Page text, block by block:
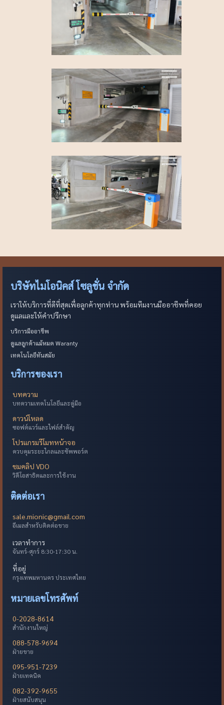
บริษัทไมโอนิคส์ โซลูชั่น จำกัด
เราให้บริการที่ดีที่สุดเพื่อลูกค้าทุกท่าน พร้อมทีมงานมืออาชีพที่คอย
ดูแลและให้คำปรึกษา
บริการมืออาชีพ
ดูแลลูกค้าแม้หมด Waranty
เทคโนโลยีทันสมัย
บริการของเรา
บทความ
บทความเทคโนโลยีและคู่มือ
ดาวน์โหลด
ซอฟต์แวร์และไฟล์สำคัญ
โปรแกรมรีโมทหน้าจอ
ควบคุมระยะไกลและซัพพอร์ต
ชมคลิป VDO
วิดีโอสาธิตและการใช้งาน
ติดต่อเรา
sale.mionic@gmail.com
อีเมลสำหรับติดต่อขาย
เวลาทำการ
จันทร์-ศุกร์ 8:30-17:30 น.
ที่อยู่
กรุงเทพมหานคร ประเทศไทย
หมายเลขโทรศัพท์
0-2028-8614
สำนักงานใหญ่
088-578-9694
ฝ่ายขาย
095-951-7239
ฝ่ายเทคนิค
082-392-9655
ฝ่ายสนับสนุน